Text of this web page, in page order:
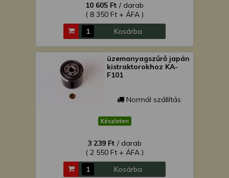
10 605 Ft / darab
( 8 350 Ft + ÁFA )
Kosárba
üzemanyagszűrő japán
kistraktorokhoz KA-
F101
Normál szállítás
Készleten
3 239 Ft / darab
( 2 550 Ft + ÁFA )
Kosárba